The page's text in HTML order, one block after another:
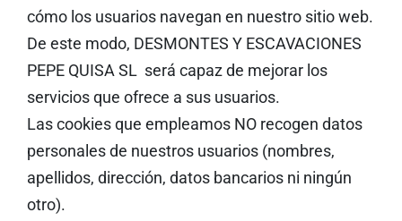
cómo los usuarios navegan en nuestro sitio web.
De este modo, DESMONTES Y ESCAVACIONES
PEPE QUISA SL será capaz de mejorar los
servicios que ofrece a sus usuarios.
Las cookies que empleamos NO recogen datos
personales de nuestros usuarios (nombres,
apellidos, dirección, datos bancarios ni ningún
otro).